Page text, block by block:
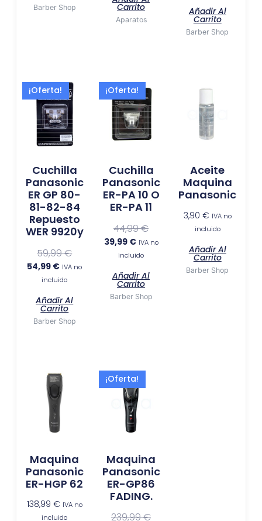
Barber Shop Carrito
Aparatos
Añadir Al
Carrito
Barber Shop
¡Oferta!
Cuchilla
Panasonic
ER GP 80-
81-82-84
Repuesto
WER 9920y
59,99€
El
precio
original
era:
59,99 €.
54,99 €
El
precio
actual
es:
54,99 €.
IVA no
incluido
Añadir Al
Carrito
Barber Shop
¡Oferta!
Cuchilla
Panasonic
ER-PA 10 O
ER-PA 11
44,99€
El
precio
original
era:
44,99 €.
39,99 €
El
precio
actual
es:
39,99 €.
IVA no
incluido
Añadir Al
Carrito
Barber Shop
Aceite
Maquina
Panasonic
3,90 € IVA no
incluido
Añadir Al
Carrito
Barber Shop
Maquina
Panasonic
ER-HGP 62
138,99 € IVA no
incluido
¡Oferta!
Maquina
Panasonic
ER-GP86
FADING.
239,99€
El
precio
actual